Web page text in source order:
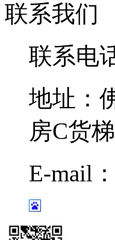
联系我们
联系电
地址：
房C货
E-mail